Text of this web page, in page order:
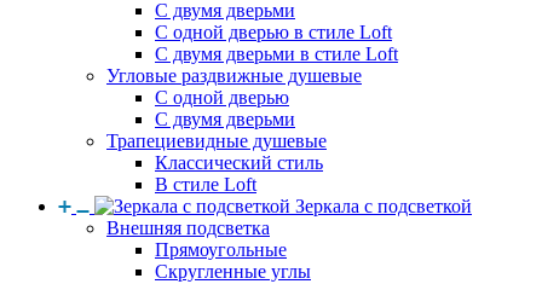
С двумя дверьми
С одной дверью в стиле Loft
С двумя дверьми в стиле Loft
Угловые раздвижные душевые
С одной дверью
С двумя дверьми
Трапециевидные душевые
Классический стиль
В стиле Loft
Зеркала с подсветкой
Внешняя подсветка
Прямоугольные
Скругленные углы